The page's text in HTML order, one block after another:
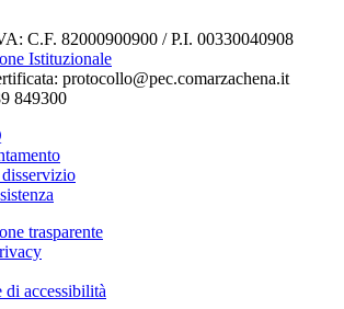
C.F. 82000900900 / P.I. 00330040908
Istituzionale
protocollo@pec.comarzachena.it
849300
trasparente
accessibilità